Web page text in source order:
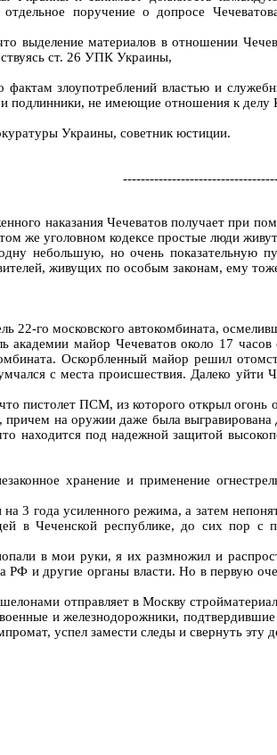
поручение о допросе
выделение материалов в отношении
ст. 26 УПК Украины,
фактам злоупотреблений властью и
и подлинники, не имеющие отношения к делу
Украины, советник юстиции.
наказания Чечеватов получает
же уголовном кодексе простые люди
небольшую, но очень показательную
живущих по особым законам, ему
22-го московского автокомбината,
академии майор Чечеватов около 17
Оскорбленный майор решил
с места происшествия. Далеко уйти
что пистолет ПСМ, из которого открыл
на оружии даже была выгравирована
находится под надежной защитой
хранение и применение
3 года усиленного режима, а затем
в Чеченской республике, до сих пор
в мои руки, я их размножил и
РФ и другие органы власти. Но в первую
отправляет в Москву
и железнодорожники,
успел замести следы и свернуть эту